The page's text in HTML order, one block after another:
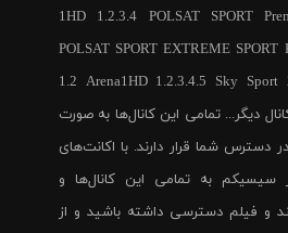
1HD 1.2.3.4 POLSAT SPORT
POLSAT SPORT EXTREME SPORT
1.2 Arena1HD 1.2.3.4.5 Sky Sport
و صدها کانال دیگر... تمامی این کانال‌ها به صورت
دسترس شما قرار دارند. با اکانت‌های
به تمامی این کانال‌ها و
و فیلم دسترسی داشته باشید و از